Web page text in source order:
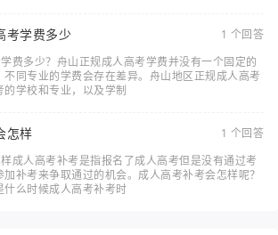
考学费多少
1 个回答
费多少？舟山正规成人高考学费并没有一个固定的
同专业的学费会存在差异。舟山地区正规成人高考
学校和专业，以及学制
怎样
1 个回答
成人高考补考是指报名了成人高考但是没有通过考
补考来争取通过的机会。成人高考补考会怎样呢？
么时候成人高考补考时